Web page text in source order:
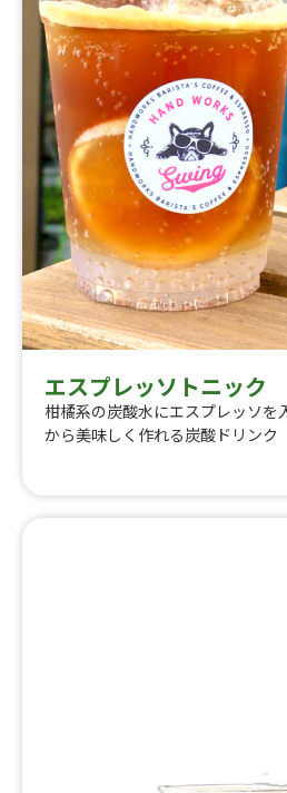
エスプレッソトニック
柑橘系の炭酸水にエスプレッソを
から美味しく作れる炭酸ドリンク